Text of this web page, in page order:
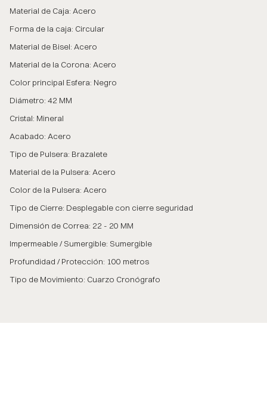
Material de Caja: Acero
Forma de la caja: Circular
Material de Bisel: Acero
Material de la Corona: Acero
Color principal Esfera: Negro
Diámetro: 42 MM
Cristal: Mineral
Acabado: Acero
Tipo de Pulsera: Brazalete
Material de la Pulsera: Acero
Color de la Pulsera: Acero
Tipo de Cierre: Desplegable con cierre seguridad
Dimensión de Correa: 22 - 20 MM
Impermeable / Sumergible: Sumergible
Profundidad / Protección: 100 metros
Tipo de Movimiento: Cuarzo Cronógrafo